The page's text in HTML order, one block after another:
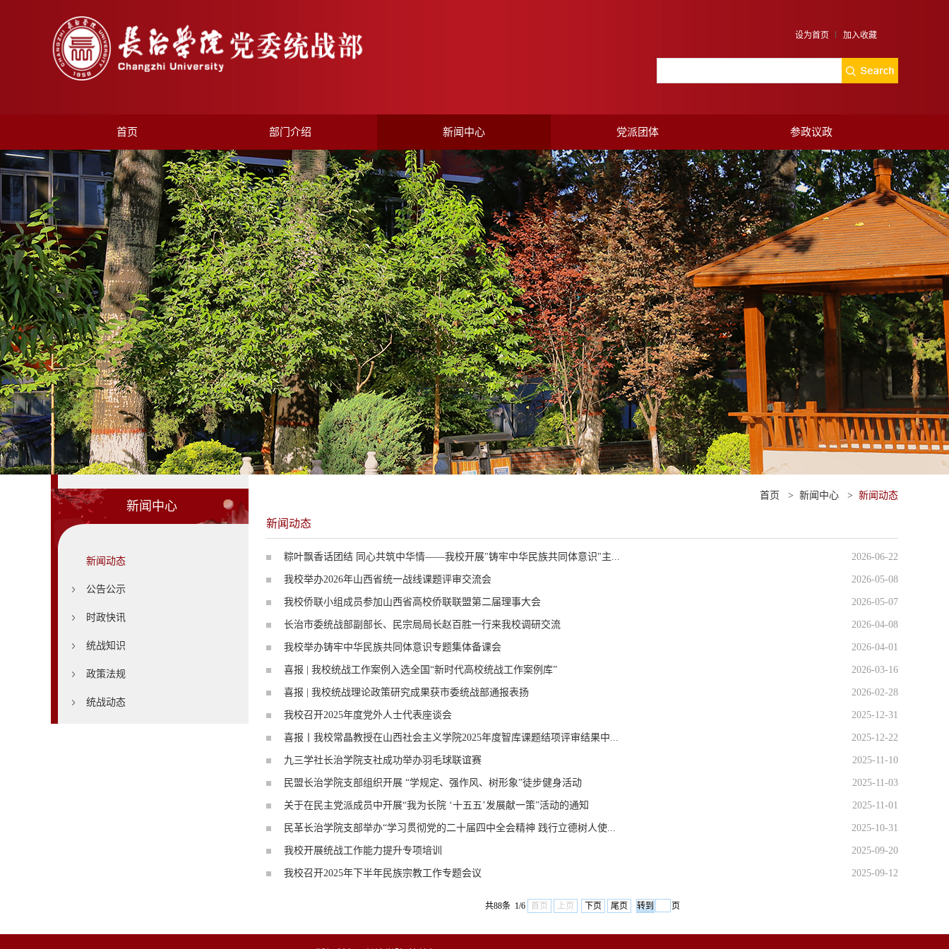
设为首页 加入收藏
首页 部门介绍 新闻中心 党派团体 参政议政
新闻中心
新闻动态
公告公示
时政快讯
统战知识
政策法规
统战动态
首页 > 新闻中心 > 新闻动态
新闻动态
粽叶飘香话团结 同心共筑中华情——我校开展"铸牢中华民族共同体意识"主... 2026-06-22
我校举办2026年山西省统一战线课题评审交流会 2026-05-08
我校侨联小组成员参加山西省高校侨联联盟第二届理事大会 2026-05-07
长治市委统战部副部长、民宗局局长赵百胜一行来我校调研交流 2026-04-08
我校举办铸牢中华民族共同体意识专题集体备课会 2026-04-01
喜报 | 我校统战工作案例入选全国“新时代高校统战工作案例库” 2026-03-16
喜报 | 我校统战理论政策研究成果获市委统战部通报表扬 2026-02-28
我校召开2025年度党外人士代表座谈会 2025-12-31
喜报丨我校常晶教授在山西社会主义学院2025年度智库课题结项评审结果中... 2025-12-22
九三学社长治学院支社成功举办羽毛球联谊赛 2025-11-10
民盟长治学院支部组织开展 “学规定、强作风、树形象”徒步健身活动 2025-11-03
关于在民主党派成员中开展“我为长院 ‘十五五’发展献一策”活动的通知 2025-11-01
民革长治学院支部举办“学习贯彻党的二十届四中全会精神 践行立德树人使... 2025-10-31
我校开展统战工作能力提升专项培训 2025-09-20
我校召开2025年下半年民族宗教工作专题会议 2025-09-12
共88条 1/6 首页 上页 下页 尾页 页